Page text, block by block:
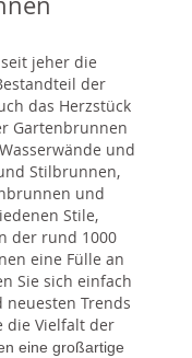
jeher die
der
das Herzstück
Gartenbrunnen
und
Stilbrunnen,
und
Stile,
der rund 1000
eine Fülle an
Sie sich einfach
Trends
die Vielfalt der
eine großartige